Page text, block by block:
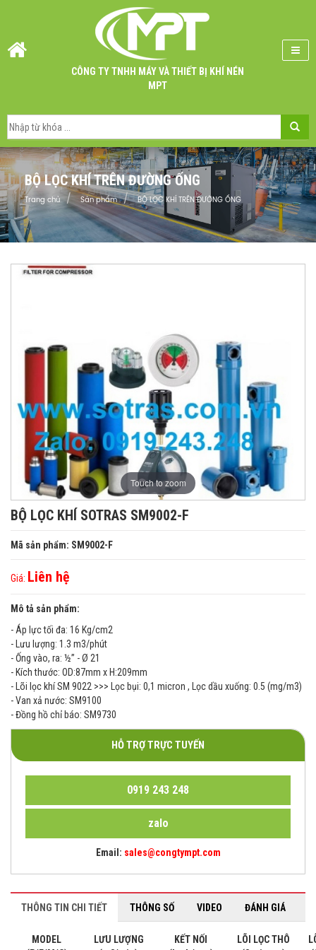
CÔNG TY TNHH MÁY VÀ THIẾT BỊ KHÍ NÉN
MPT
BỘ LỌC KHÍ TRÊN ĐƯỜNG ỐNG
Trang chủ Sản phẩm BỘ LỌC KHÍ TRÊN ĐƯỜNG ỐNG
Touch to zoom
BỘ LỌC KHÍ SOTRAS SM9002-F
Mã sản phẩm: SM9002-F
Giá: Liên hệ
Mô tả sản phẩm:
- Áp lực tối đa: 16 Kg/cm2
- Lưu lượng: 1.3 m3/phút
- Ống vào, ra: ½’’ - Ø 21
- Kích thước: OD:87mm x H:209mm
- Lõi lọc khí SM 9022 >>> Lọc bụi: 0,1 micron , Lọc dầu xuống: 0.5 (mg/m3)
- Van xả nước: SM9100
- Đồng hồ chỉ báo: SM9730
HỖ TRỢ TRỰC TUYẾN
0919 243 248
zalo
Email: sales@congtympt.com
THÔNG TIN CHI TIẾT THÔNG SỐ VIDEO ĐÁNH GIÁ
MODEL
LƯU LƯỢNG
KẾT NỐI
LÕI LỌC THÔ